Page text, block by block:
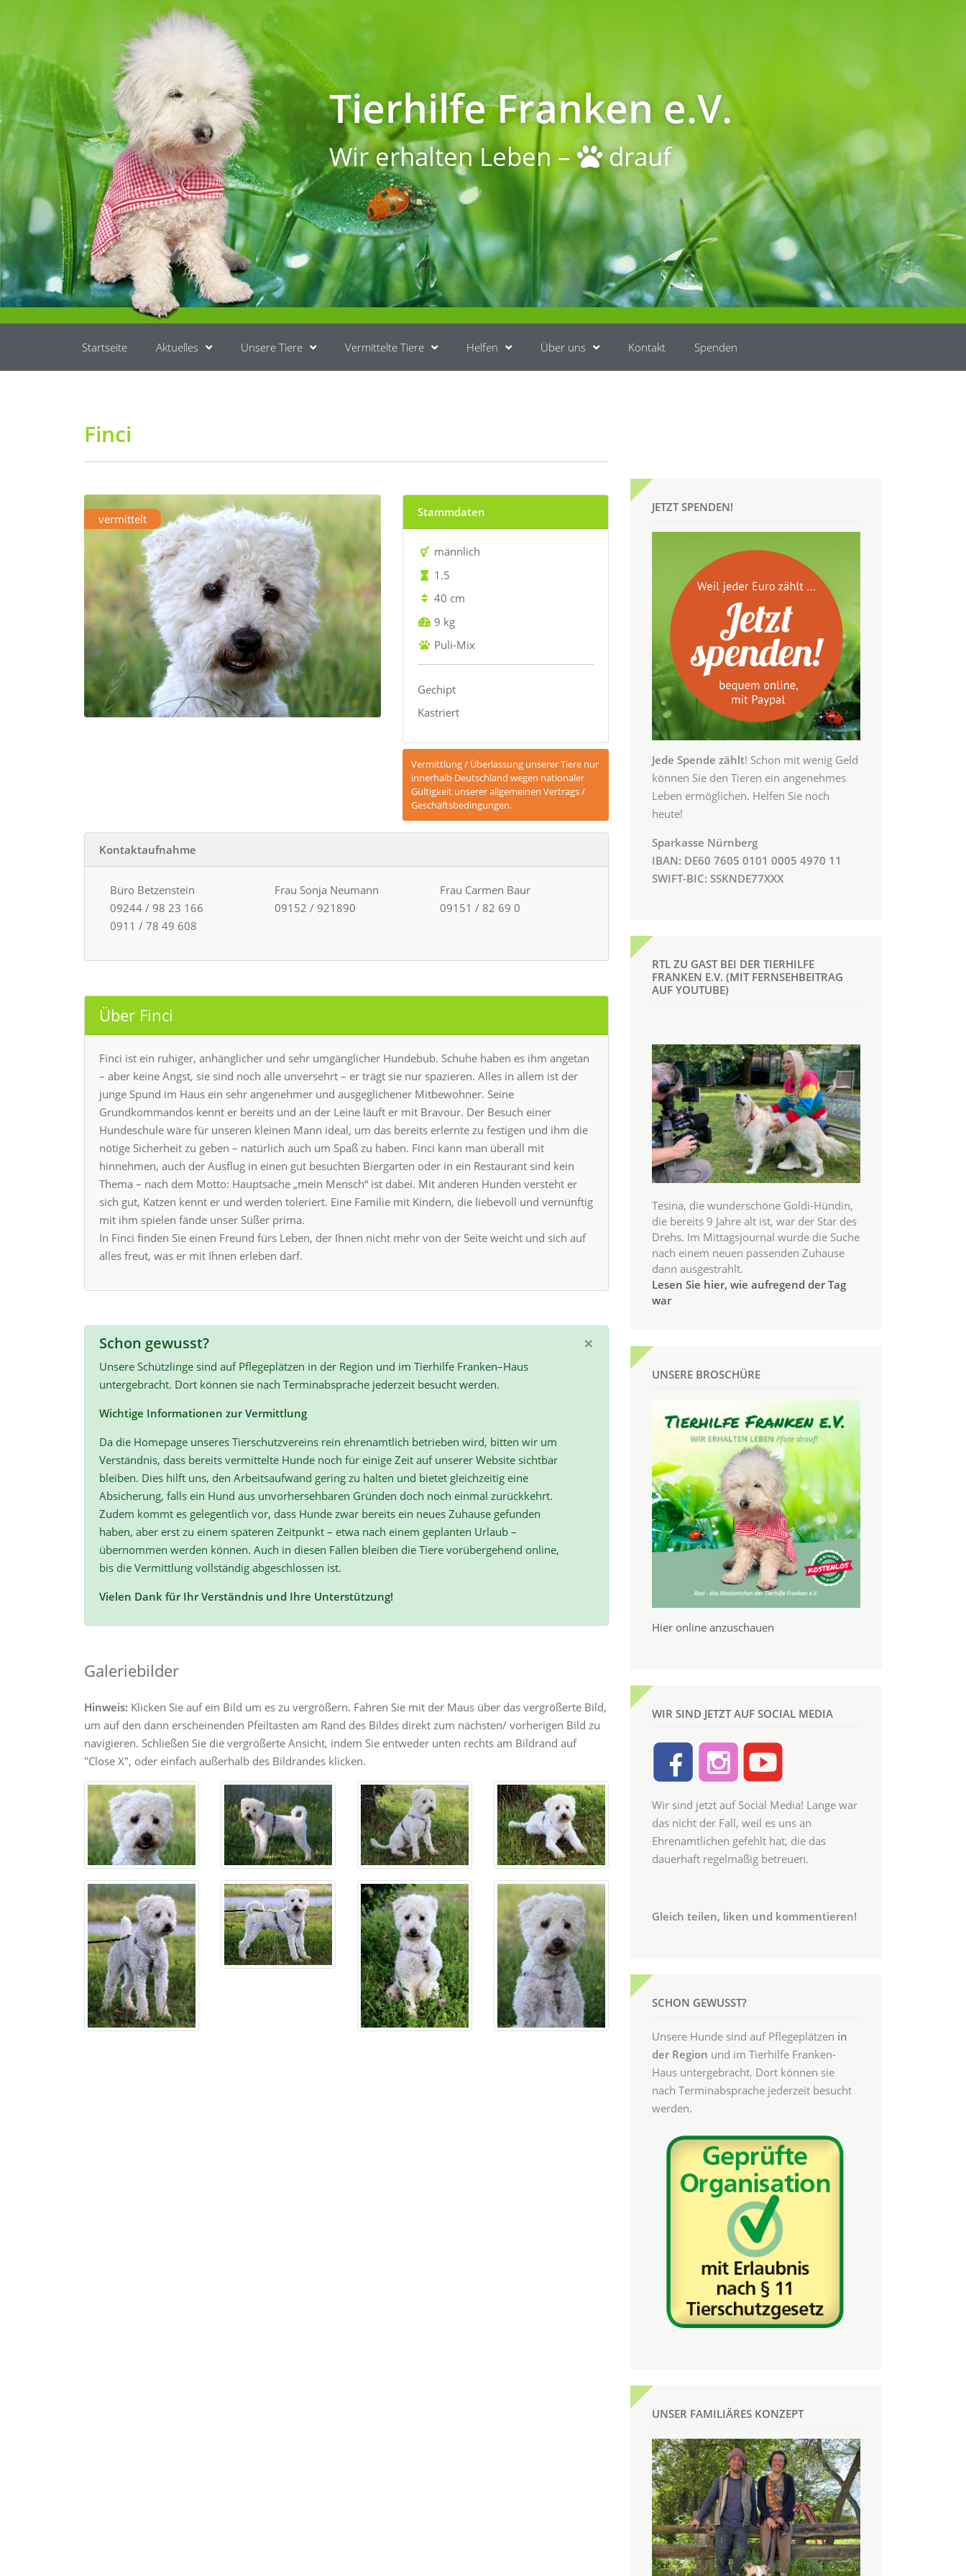
Tierhilfe Franken e.V.
Wir erhalten Leben – drauf
Startseite Aktuelles Unsere Tiere Vermittelte Tiere Helfen Über uns Kontakt Spenden
Finci
vermittelt Stammdaten
männlich
1.5
40 cm
9 kg
Puli-Mix
Gechipt
Kastriert
Vermittlung / Überlassung unserer Tiere nur
innerhalb Deutschland wegen nationaler
Gültigkeit unserer allgemeinen Vertrags /
Geschäftsbedingungen.
Kontaktaufnahme
Büro Betzenstein
09244 / 98 23 166
0911 / 78 49 608
Frau Sonja Neumann
09152 / 921890
Frau Carmen Baur
09151 / 82 69 0
Über Finci
Finci ist ein ruhiger, anhänglicher und sehr umgänglicher Hundebub. Schuhe haben es ihm angetan
– aber keine Angst, sie sind noch alle unversehrt – er trägt sie nur spazieren. Alles in allem ist der
junge Spund im Haus ein sehr angenehmer und ausgeglichener Mitbewohner. Seine
Grundkommandos kennt er bereits und an der Leine läuft er mit Bravour. Der Besuch einer
Hundeschule wäre für unseren kleinen Mann ideal, um das bereits erlernte zu festigen und ihm die
nötige Sicherheit zu geben – natürlich auch um Spaß zu haben. Finci kann man überall mit
hinnehmen, auch der Ausflug in einen gut besuchten Biergarten oder in ein Restaurant sind kein
Thema – nach dem Motto: Hauptsache „mein Mensch“ ist dabei. Mit anderen Hunden versteht er
sich gut, Katzen kennt er und werden toleriert. Eine Familie mit Kindern, die liebevoll und vernünftig
mit ihm spielen fände unser Süßer prima.
In Finci finden Sie einen Freund fürs Leben, der Ihnen nicht mehr von der Seite weicht und sich auf
alles freut, was er mit Ihnen erleben darf.
×
Schon gewusst?
Unsere Schützlinge sind auf Pflegeplätzen in der Region und im Tierhilfe Franken–Haus
untergebracht. Dort können sie nach Terminabsprache jederzeit besucht werden.
Wichtige Informationen zur Vermittlung
Da die Homepage unseres Tierschutzvereins rein ehrenamtlich betrieben wird, bitten wir um
Verständnis, dass bereits vermittelte Hunde noch für einige Zeit auf unserer Website sichtbar
bleiben. Dies hilft uns, den Arbeitsaufwand gering zu halten und bietet gleichzeitig eine
Absicherung, falls ein Hund aus unvorhersehbaren Gründen doch noch einmal zurückkehrt.
Zudem kommt es gelegentlich vor, dass Hunde zwar bereits ein neues Zuhause gefunden
haben, aber erst zu einem späteren Zeitpunkt – etwa nach einem geplanten Urlaub –
übernommen werden können. Auch in diesen Fällen bleiben die Tiere vorübergehend online,
bis die Vermittlung vollständig abgeschlossen ist.
Vielen Dank für Ihr Verständnis und Ihre Unterstützung!
Galeriebilder
Hinweis: Klicken Sie auf ein Bild um es zu vergrößern. Fahren Sie mit der Maus über das vergrößerte Bild,
um auf den dann erscheinenden Pfeiltasten am Rand des Bildes direkt zum nächsten/ vorherigen Bild zu
navigieren. Schließen Sie die vergrößerte Ansicht, indem Sie entweder unten rechts am Bildrand auf
"Close X", oder einfach außerhalb des Bildrandes klicken.
JETZT SPENDEN!
Jede Spende zählt! Schon mit wenig Geld
können Sie den Tieren ein angenehmes
Leben ermöglichen. Helfen Sie noch
heute!
Sparkasse Nürnberg
IBAN: DE60 7605 0101 0005 4970 11
SWIFT-BIC: SSKNDE77XXX
RTL ZU GAST BEI DER TIERHILFE
FRANKEN E.V. (MIT FERNSEHBEITRAG
AUF YOUTUBE)
Tesina, die wunderschöne Goldi-Hündin,
die bereits 9 Jahre alt ist, war der Star des
Drehs. Im Mittagsjournal wurde die Suche
nach einem neuen passenden Zuhause
dann ausgestrahlt.
Lesen Sie hier, wie aufregend der Tag
war
UNSERE BROSCHÜRE
Hier online anzuschauen
WIR SIND JETZT AUF SOCIAL MEDIA
Wir sind jetzt auf Social Media! Lange war
das nicht der Fall, weil es uns an
Ehrenamtlichen gefehlt hat, die das
dauerhaft regelmäßig betreuen.
Gleich teilen, liken und kommentieren!
SCHON GEWUSST?
Unsere Hunde sind auf Pflegeplätzen in
der Region und im Tierhilfe Franken-
Haus untergebracht. Dort können sie
nach Terminabsprache jederzeit besucht
werden.
UNSER FAMILIÄRES KONZEPT